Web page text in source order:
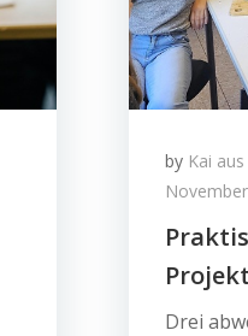
by Kai
Drei